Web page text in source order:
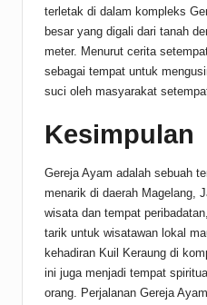
terletak di dalam kompleks
besar yang digali dari tanah
meter. Menurut cerita
sebagai tempat untuk
suci oleh masyarakat
Kesimpulan
Gereja Ayam adalah sebuah
menarik di daerah Magelang,
wisata dan tempat
tarik untuk wisatawan lokal
kehadiran Kuil Keraung di
ini juga menjadi tempat
orang. Perjalanan Gereja